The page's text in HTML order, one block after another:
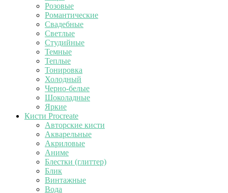
Розовые
Романтические
Свадебные
Светлые
Студийные
Темные
Теплые
Тонировка
Холодный
Черно-белые
Шоколадные
Яркие
Кисти Procreate
Авторские кисти
Акварельные
Акриловые
Аниме
Блестки (глиттер)
Блик
Винтажные
Вода